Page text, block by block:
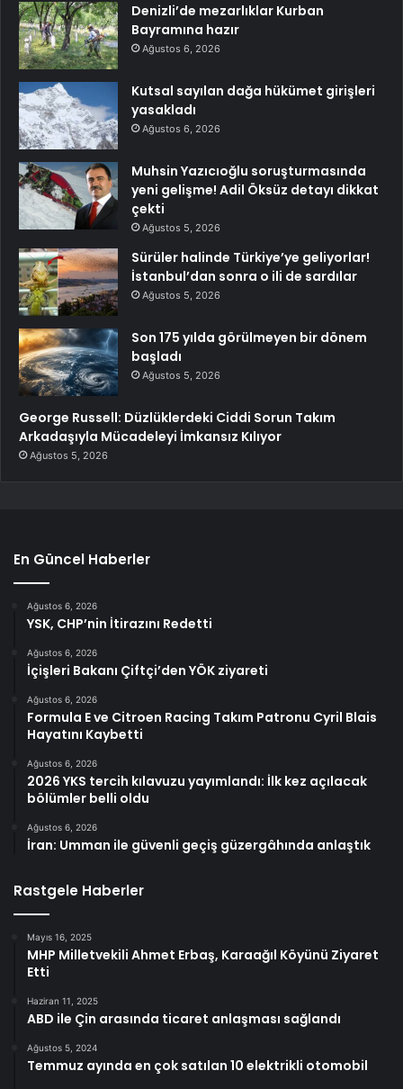
Denizli’de mezarlıklar Kurban
Bayramına hazır
Ağustos 6, 2026
Kutsal sayılan dağa hükümet girişleri
yasakladı
Ağustos 6, 2026
Muhsin Yazıcıoğlu soruşturmasında
yeni gelişme! Adil Öksüz detayı dikkat
çekti
Ağustos 5, 2026
Sürüler halinde Türkiye’ye geliyorlar!
İstanbul’dan sonra o ili de sardılar
Ağustos 5, 2026
Son 175 yılda görülmeyen bir dönem
başladı
Ağustos 5, 2026
George Russell: Düzlüklerdeki Ciddi Sorun Takım
Arkadaşıyla Mücadeleyi İmkansız Kılıyor
Ağustos 5, 2026
En Güncel Haberler
Ağustos 6, 2026
YSK, CHP’nin İtirazını Redetti
Ağustos 6, 2026
İçişleri Bakanı Çiftçi’den YÖK ziyareti
Ağustos 6, 2026
Formula E ve Citroen Racing Takım Patronu Cyril Blais
Hayatını Kaybetti
Ağustos 6, 2026
2026 YKS tercih kılavuzu yayımlandı: İlk kez açılacak
bölümler belli oldu
Ağustos 6, 2026
İran: Umman ile güvenli geçiş güzergâhında anlaştık
Rastgele Haberler
Mayıs 16, 2025
MHP Milletvekili Ahmet Erbaş, Karaağıl Köyünü Ziyaret
Etti
Haziran 11, 2025
ABD ile Çin arasında ticaret anlaşması sağlandı
Ağustos 5, 2024
Temmuz ayında en çok satılan 10 elektrikli otomobil